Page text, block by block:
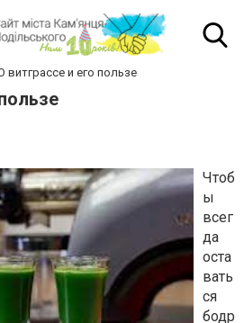
витграссе и его пользе
Чтоб
ы
всег
да
оста
вать
ся
бодр